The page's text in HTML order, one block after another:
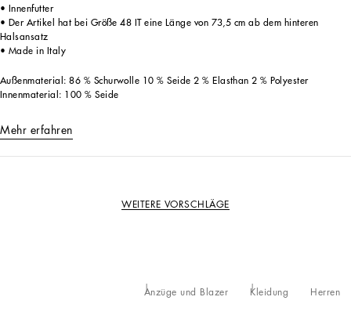
• Innenfutter
• Der Artikel hat bei Größe 48 IT eine Länge von 73,5 cm ab dem hinteren
Halsansatz
• Made in Italy
Außenmaterial: 86 % Schurwolle 10 % Seide 2 % Elasthan 2 % Polyester
Innenmaterial: 100 % Seide
Mehr erfahren
WEITERE VORSCHLÄGE
Herren
Kleidung
Anzüge und Blazer